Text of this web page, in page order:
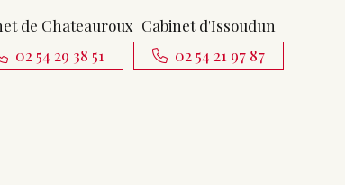
de Chateauroux
02 54 29 38 51
Cabinet d'Issoudun
02 54 21 97 87